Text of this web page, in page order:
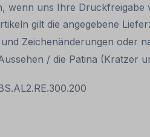
wenn uns Ihre Druckfreigabe
gilt die angegebene
Zeichenänderungen oder
/ die Patina (Kratzer